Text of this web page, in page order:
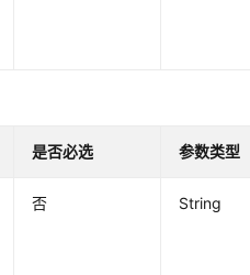
是否必选 参数类型
否 String